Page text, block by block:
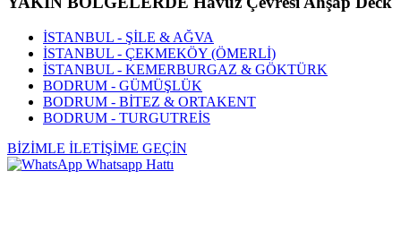
İSTANBUL - ŞİLE & AĞVA
İSTANBUL - ÇEKMEKÖY (ÖMERLİ)
İSTANBUL - KEMERBURGAZ & GÖKTÜRK
BODRUM - GÜMÜŞLÜK
BODRUM - BİTEZ & ORTAKENT
BODRUM - TURGUTREİS
BİZİMLE İLETİŞİME GEÇİN
Whatsapp Hattı